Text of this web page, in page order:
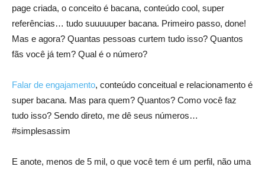
page criada, o conceito é bacana, conteúdo cool, super
referências… tudo suuuuuper bacana. Primeiro passo, done!
Mas e agora? Quantas pessoas curtem tudo isso? Quantos
fãs você já tem? Qual é o número?
Falar de engajamento, conteúdo conceitual e relacionamento é
super bacana. Mas para quem? Quantos? Como você faz
tudo isso? Sendo direto, me dê seus números…
#simplesassim
E anote, menos de 5 mil, o que você tem é um perfil, não uma